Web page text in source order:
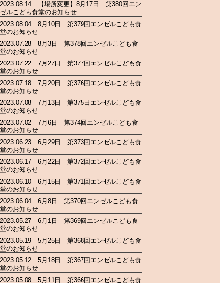
2023.08.14 【場所変更】8月17日 第380回エン
ゼルこども食堂のお知らせ
2023.08.04 8月10日 第379回エンゼルこども食
堂のお知らせ
2023.07.28 8月3日 第378回エンゼルこども食
堂のお知らせ
2023.07.22 7月27日 第377回エンゼルこども食
堂のお知らせ
2023.07.18 7月20日 第376回エンゼルこども食
堂のお知らせ
2023.07.08 7月13日 第375日エンゼルこども食
堂のお知らせ
2023.07.02 7月6日 第374回エンゼルこども食
堂のお知らせ
2023.06.23 6月29日 第373回エンゼルこども食
堂のお知らせ
2023.06.17 6月22日 第372回エンゼルこども食
堂のお知らせ
2023.06.10 6月15日 第371回エンゼルこども食
堂のお知らせ
2023.06.04 6月8日 第370回エンゼルこども食
堂のお知らせ
2023.05.27 6月1日 第369回エンゼルこども食
堂のお知らせ
2023.05.19 5月25日 第368回エンゼルこども食
堂のお知らせ
2023.05.12 5月18日 第367回エンゼルこども食
堂のお知らせ
2023.05.08 5月11日 第366回エンゼルこども食